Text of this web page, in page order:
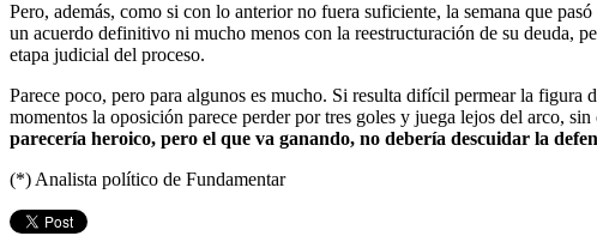
Pero, además, como si con lo anterior no fuera suficiente, la semana que
un acuerdo definitivo ni mucho menos con la reestructuración de su deuda,
etapa judicial del proceso.
Parece poco, pero para algunos es mucho. Si resulta difícil permear la figura
momentos la oposición parece perder por tres goles y juega lejos del arco,
parecería heroico, pero el que va ganando, no debería descuidar la
(*) Analista político de Fundamentar